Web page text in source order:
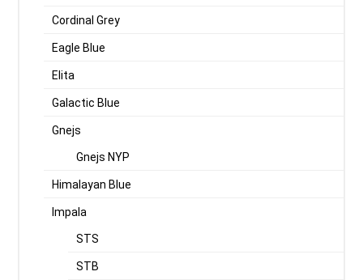
Cordinal Grey
Eagle Blue
Elita
Galactic Blue
Gnejs
Gnejs NYP
Himalayan Blue
Impala
STS
STB